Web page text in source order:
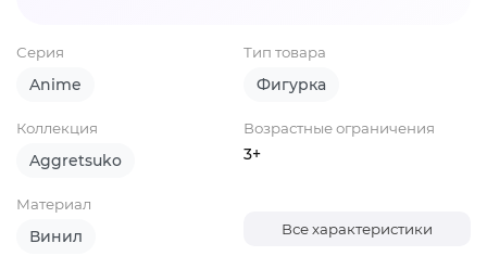
Серия
Anime
Тип товара
Фигурка
Коллекция
Aggretsuko
Возрастные ограничения
3+
Материал
Винил Все характеристики